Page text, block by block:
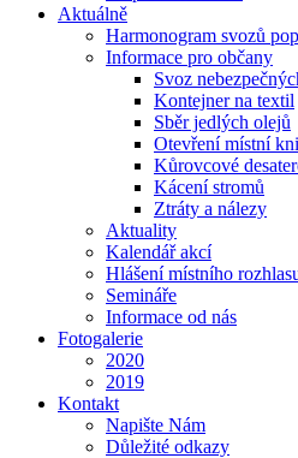
Aktuálně
Harmonogram svozů
Informace pro občany
Svoz
Kontejner na textil
Sběr jedlých olejů
Otevření místní
Kůrovcové
Kácení stromů
Ztráty a nálezy
Aktuality
Kalendář akcí
Hlášení místního
Semináře
Informace od nás
Fotogalerie
2020
2019
Kontakt
Napište Nám
Důležité odkazy